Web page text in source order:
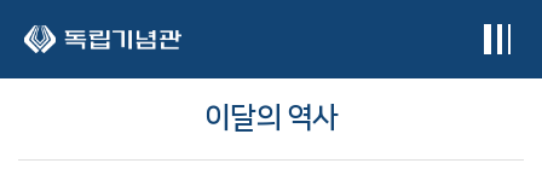
이달의 역사